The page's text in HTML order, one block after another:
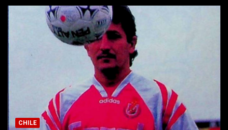
CHILE